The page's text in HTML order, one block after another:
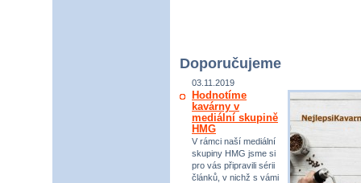
Doporučujeme
03.11.2019
Hodnotíme
kavárny v
mediální skupině
HMG
V rámci naší mediální
skupiny HMG jsme si
pro vás připravili sérii
článků, v nichž s vámi